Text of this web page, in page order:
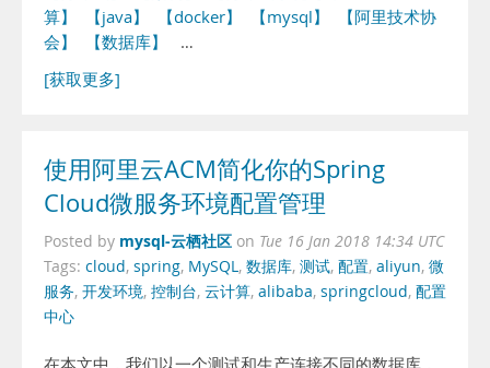
算】
【java】 【docker】 【mysql】
【阿里技术协
会】
【数据库】
…
[获取更多]
使用阿里云ACM简化你的Spring
Cloud微服务环境配置管理
Posted by mysql-云栖社区 on Tue 16 Jan 2018 14:34 UTC
Tags: cloud, spring, MySQL, 数据库, 测试, 配置, aliyun, 微
服务, 开发环境, 控制台, 云计算, alibaba, springcloud, 配置
中心